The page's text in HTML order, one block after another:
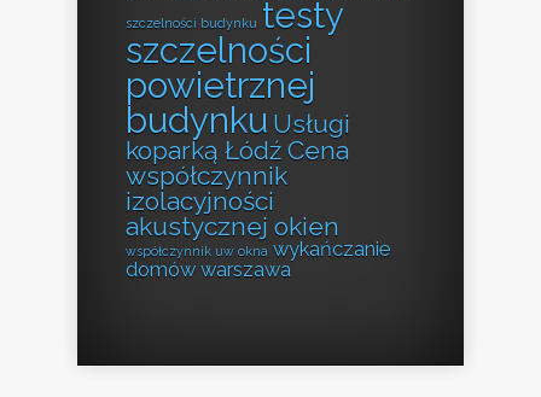
szczelności budynku testy
szczelności
powietrznej
budynku Usługi
koparką Łódź Cena
współczynnik
izolacyjności
akustycznej okien
współczynnik uw okna wykańczanie
domów warszawa